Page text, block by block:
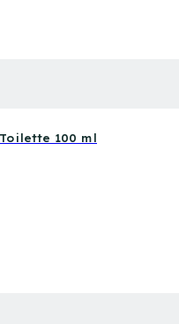
100 ml